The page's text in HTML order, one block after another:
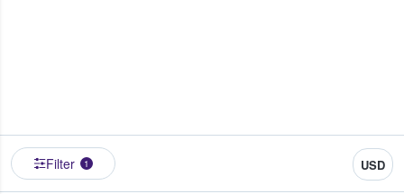
Filter 1 USD